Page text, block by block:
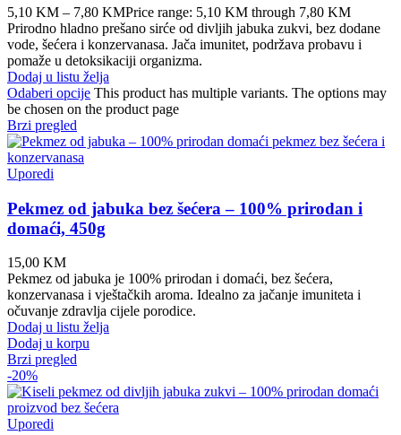
5,10 KM – 7,80 KMPrice range: 5,10 KM through 7,80 KM
Prirodno hladno prešano sirće od divljih jabuka zukvi, bez dodane
vode, šećera i konzervanasa. Jača imunitet, podržava probavu i
pomaže u detoksikaciji organizma.
Dodaj u listu želja
Odaberi opcije This product has multiple variants. The options may
be chosen on the product page
Brzi pregled
Uporedi
Pekmez od jabuka bez šećera – 100% prirodan i
domaći, 450g
15,00 KM
Pekmez od jabuka je 100% prirodan i domaći, bez šećera,
konzervanasa i vještačkih aroma. Idealno za jačanje imuniteta i
očuvanje zdravlja cijele porodice.
Dodaj u listu želja
Dodaj u korpu
Brzi pregled
-20%
Uporedi